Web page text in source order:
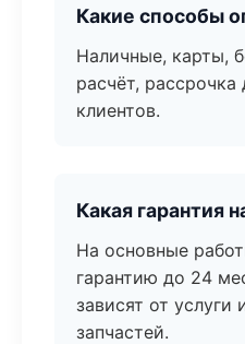
Какие способы
Наличные, карты,
расчёт,
клиентов.
Какая гарантия
На основные
гарантию до 24
зависят от услуги
запчастей.